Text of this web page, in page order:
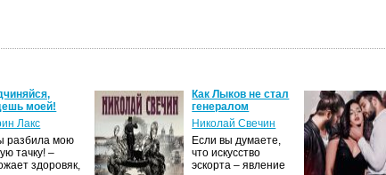
моей!
Лакс
разбила мою
тачку! –
здоровяк,
Как Лыков не стал
генералом
Николай Свечин
Если вы думаете,
что искусство
эскорта – явление